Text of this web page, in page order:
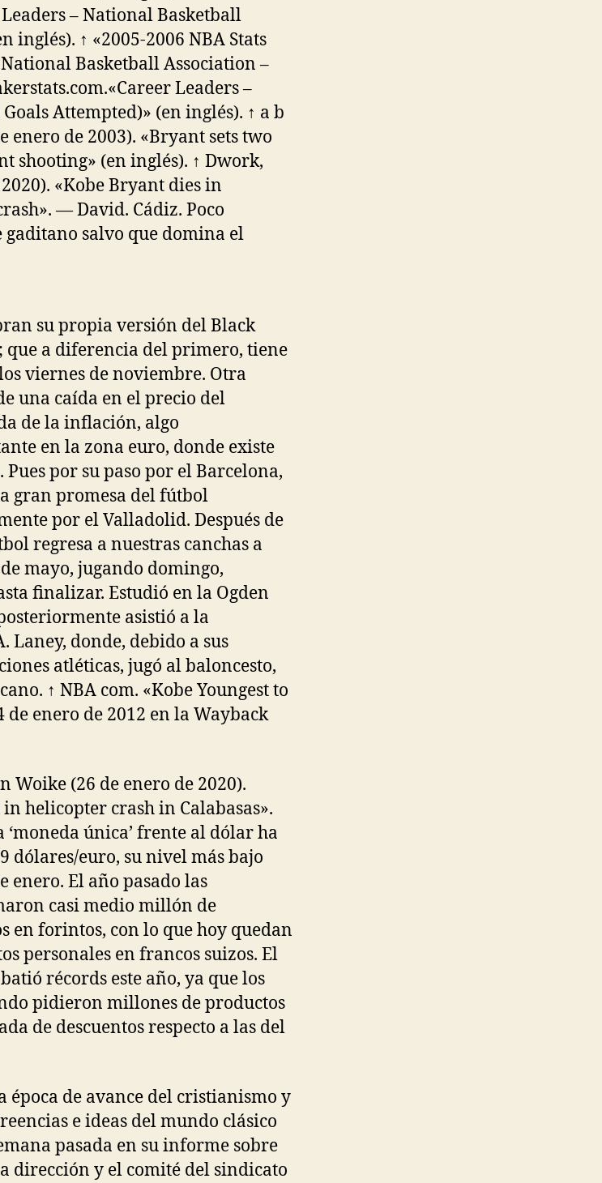
– National Basketball
inglés). ↑ «2005-2006 NBA Stats
Basketball Association –
Leaders –
Attempted)» (en inglés). ↑ a b
enero de 2003). «Bryant sets two
shooting» (en inglés). ↑ Dwork,
«Kobe Bryant dies in
— David. Cádiz. Poco
gaditano salvo que domina el
su propia versión del Black
a diferencia del primero, tiene
viernes de noviembre. Otra
una caída en el precio del
de la inflación, algo
en la zona euro, donde existe
por su paso por el Barcelona,
gran promesa del fútbol
por el Valladolid. Después de
regresa a nuestras canchas a
mayo, jugando domingo,
finalizar. Estudió en la Ogden
asistió a la
Laney, donde, debido a sus
atléticas, jugó al baloncesto,
↑ NBA com. «Kobe Youngest to
de enero de 2012 en la Wayback
Woike (26 de enero de 2020).
helicopter crash in Calabasas».
única’ frente al dólar ha
dólares/euro, su nivel más bajo
enero. El año pasado las
casi medio millón de
en forintos, con lo que hoy quedan
personales en francos suizos. El
récords este año, ya que los
pidieron millones de productos
de descuentos respecto a las del
época de avance del cristianismo y
e ideas del mundo clásico
pasada en su informe sobre
dirección y el comité del sindicato